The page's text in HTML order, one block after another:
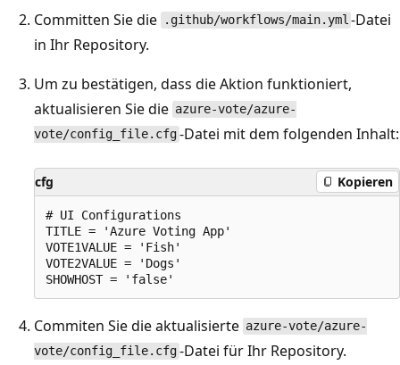
Committen Sie die
.github/workflows/main.yml -Datei
in Ihr Repository.
Um zu bestätigen, dass die Aktion funktioniert,
aktualisieren Sie die azure-vote/azure-
vote/config_file.cfg-Datei mit dem folgenden Inhalt:
cfg Kopieren
# UI Configurations
TITLE = 'Azure Voting App'
VOTE1VALUE = 'Fish'
VOTE2VALUE = 'Dogs'
Commiten Sie die aktualisierte azure-vote/azure-
vote/config_file.cfg-Datei für Ihr Repository.